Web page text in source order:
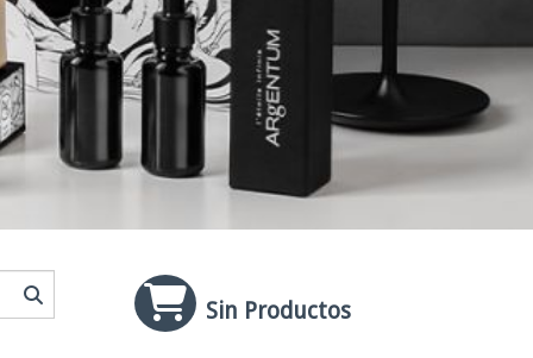
Sin Productos